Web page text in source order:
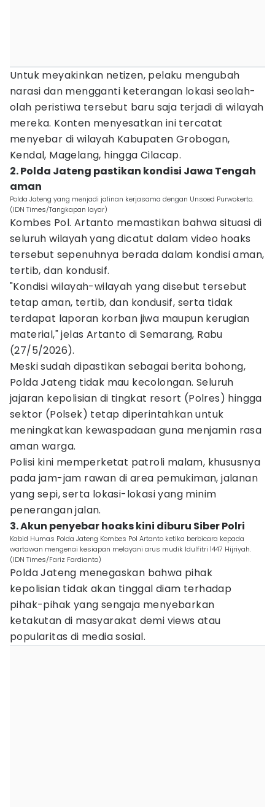
Untuk meyakinkan netizen, pelaku mengubah
narasi dan mengganti keterangan lokasi seolah-
olah peristiwa tersebut baru saja terjadi di wilayah
mereka. Konten menyesatkan ini tercatat
menyebar di wilayah Kabupaten Grobogan,
Kendal, Magelang, hingga Cilacap.
2. Polda Jateng pastikan kondisi Jawa Tengah
aman
Polda Jateng yang menjadi jalinan kerjasama dengan Unsoed Purwokerto.
(IDN Times/Tangkapan layar)
Kombes Pol. Artanto memastikan bahwa situasi di
seluruh wilayah yang dicatut dalam video hoaks
tersebut sepenuhnya berada dalam kondisi aman,
tertib, dan kondusif.
"Kondisi wilayah-wilayah yang disebut tersebut
tetap aman, tertib, dan kondusif, serta tidak
terdapat laporan korban jiwa maupun kerugian
material," jelas Artanto di Semarang, Rabu
(27/5/2026).
Meski sudah dipastikan sebagai berita bohong,
Polda Jateng tidak mau kecolongan. Seluruh
jajaran kepolisian di tingkat resort (Polres) hingga
sektor (Polsek) tetap diperintahkan untuk
meningkatkan kewaspadaan guna menjamin rasa
aman warga.
Polisi kini memperketat patroli malam, khususnya
pada jam-jam rawan di area pemukiman, jalanan
yang sepi, serta lokasi-lokasi yang minim
penerangan jalan.
3. Akun penyebar hoaks kini diburu Siber Polri
Kabid Humas Polda Jateng Kombes Pol Artanto ketika berbicara kepada
wartawan mengenai kesiapan melayani arus mudik Idulfitri 1447 Hijriyah.
(IDN Times/Fariz Fardianto)
Polda Jateng menegaskan bahwa pihak
kepolisian tidak akan tinggal diam terhadap
pihak-pihak yang sengaja menyebarkan
ketakutan di masyarakat demi views atau
popularitas di media sosial.